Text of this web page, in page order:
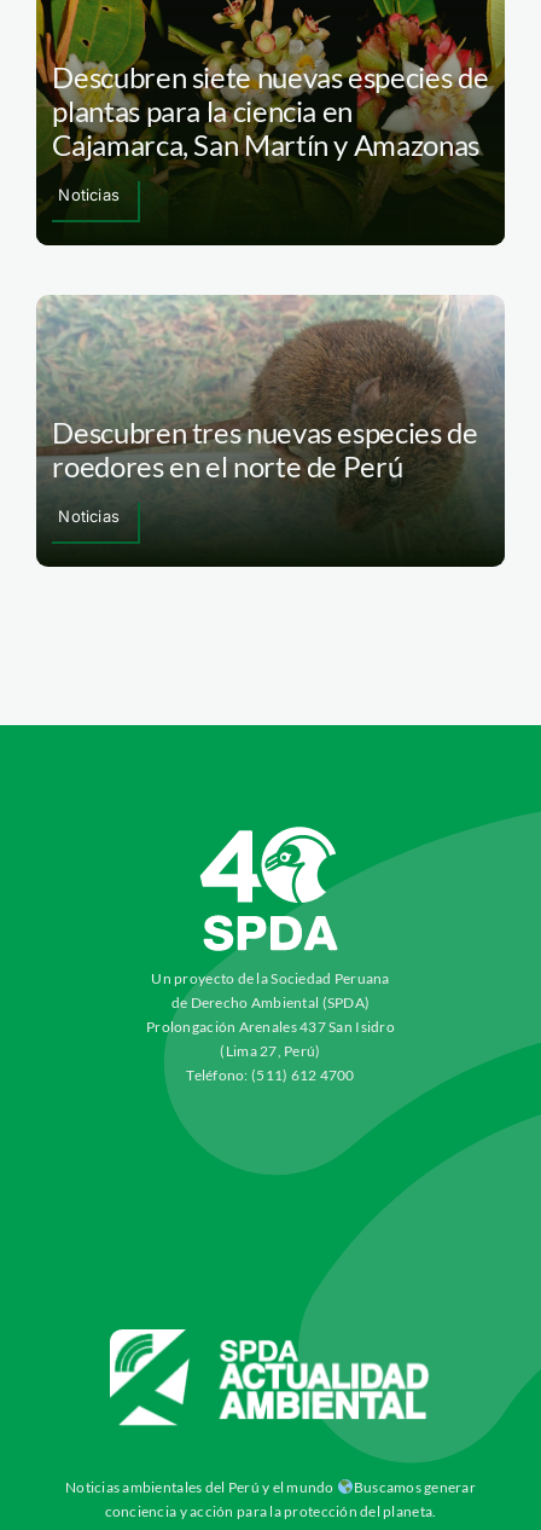
Descubren siete nuevas especies de
plantas para la ciencia en
Cajamarca, San Martín y Amazonas
Noticias
Descubren tres nuevas especies de
roedores en el norte de Perú
Noticias
Un proyecto de la Sociedad Peruana
de Derecho Ambiental (SPDA)
Prolongación Arenales 437 San Isidro
(Lima 27, Perú)
Teléfono: (511) 612 4700
Noticias ambientales del Perú y el mundo
Buscamos generar
conciencia y acción para la protección del planeta.